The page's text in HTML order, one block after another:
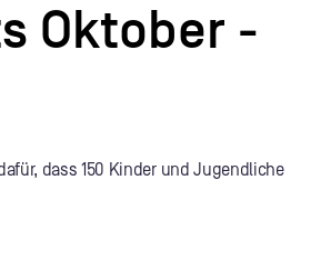
Oktober -
dass 150 Kinder und Jugendliche